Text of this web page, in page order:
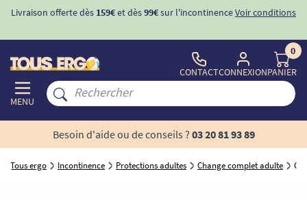
Livraison offerte dès 159€et dès99€sur l'incontinenceVoir conditions
MENU
CONTACTCONNEXION
0
PANIER
Besoin d'aide ou de conseils ? 03 20 81 93 89
Tous ergo Incontinence Protections adultes Change complet adulte